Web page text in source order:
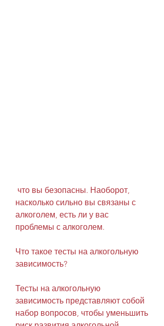
насколько сильно вы связаны с
алкоголем, есть ли у вас
проблемы с алкоголем.
Что такое тесты на алкогольную
зависимость?
Тесты на алкогольную
зависимость представляют собой
набор вопросов, чтобы уменьшить